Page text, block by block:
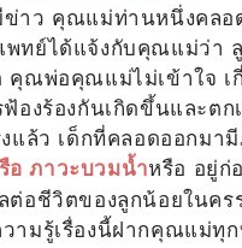
าว คุณแม่ท่านหนึ่งคลอ
ทย์ได้แจ้งกับคุณแม่ว่า
คุณพ่อคุณแม่ไม่เข้าใจ เ
องร้องกันเกิดขึ้นและตก
แล้ว เด็กที่คลอดออกมา
อ ภาวะบวมน้ำหรือ อยู่
ต่อชีวิตของลูกน้อยในคร
วามรู้เรื่องนี้ฝากคุณแม่ทุ